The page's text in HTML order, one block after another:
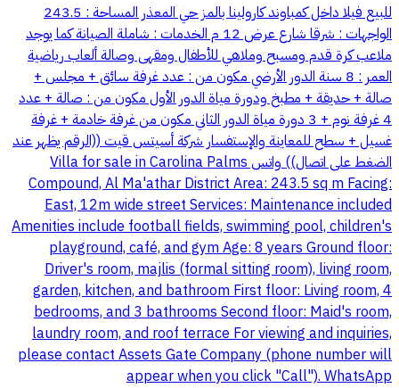
للبيع فيلا داخل كمباوند كارولينا بالمز حي المعذر المساحة : 243.5
الواجهات : شرقا شارع عرض 12 م الخدمات : شاملة الصيانة كما يوجد
ملاعب كرة قدم ومسبح وملاهي للأطفال ومقهى وصالة ألعاب رياضية
العمر : 8 سنة الدور الأرضي مكون من : عدد غرفة سائق + مجلس +
صالة + حديقة + مطبخ ودورة مياة الدور الأول مكون من : صالة + عدد
4 غرفة نوم + 3 دورة مياة الدور الثاني مكون من غرفة خادمة + غرفة
غسيل + سطح للمعاينة والإستفسار شركة أسيتس قيت ((الرقم يظهر عند
الضغط على اتصال)) واتس Villa for sale in Carolina Palms
Compound, Al Ma'athar District Area: 243.5 sq m Facing:
East, 12m wide street Services: Maintenance included
Amenities include football fields, swimming pool, children's
playground, café, and gym Age: 8 years Ground floor:
Driver's room, majlis (formal sitting room), living room,
garden, kitchen, and bathroom First floor: Living room, 4
bedrooms, and 3 bathrooms Second floor: Maid's room,
laundry room, and roof terrace For viewing and inquiries,
please contact Assets Gate Company (phone number will
appear when you click "Call"). WhatsApp